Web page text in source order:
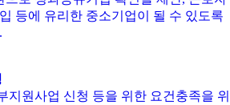
등에 유리한 중소기업이 될 수 있도록
지원사업 신청 등을 위한 요건충족을 위